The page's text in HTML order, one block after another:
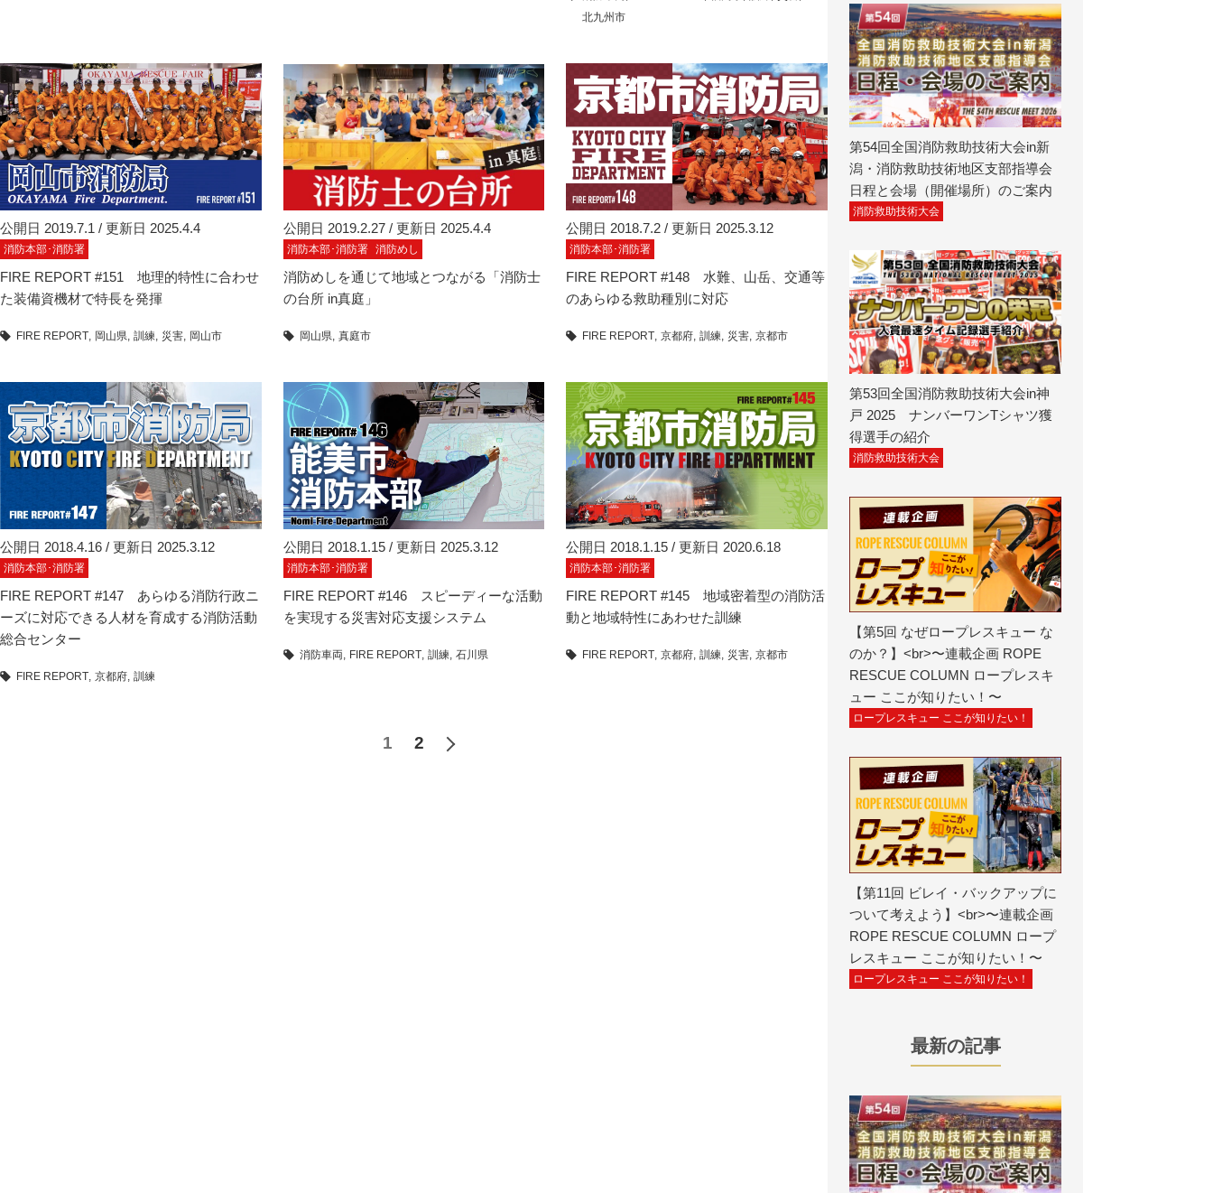
北九州市
公開日 2019.7.1 / 更新日 2025.4.4
消防本部･消防署
FIRE REPORT #151 地理的特性に合わせ
た装備資機材で特長を発揮
FIRE REPORT 岡山県 訓練 災害 岡山市
公開日 2019.2.27 / 更新日 2025.4.4
消防本部･消防署 消防めし
消防めしを通じて地域とつながる「消防士
の台所 in真庭」
岡山県 真庭市
公開日 2018.7.2 / 更新日 2025.3.12
消防本部･消防署
FIRE REPORT #148 水難、山岳、交通等
のあらゆる救助種別に対応
FIRE REPORT 京都府 訓練 災害 京都市
公開日 2018.4.16 / 更新日 2025.3.12
消防本部･消防署
FIRE REPORT #147 あらゆる消防行政ニ
ーズに対応できる人材を育成する消防活動
総合センター
FIRE REPORT 京都府 訓練
公開日 2018.1.15 / 更新日 2025.3.12
消防本部･消防署
FIRE REPORT #146 スピーディーな活動
を実現する災害対応支援システム
消防車両 FIRE REPORT 訓練 石川県
公開日 2018.1.15 / 更新日 2020.6.18
消防本部･消防署
FIRE REPORT #145 地域密着型の消防活
動と地域特性にあわせた訓練
FIRE REPORT 京都府 訓練 災害 京都市
1 2
第54回全国消防救助技術大会in新
潟・消防救助技術地区支部指導会
日程と会場（開催場所）のご案内
消防救助技術大会
第53回全国消防救助技術大会in神
戸 2025 ナンバーワンTシャツ獲
得選手の紹介
消防救助技術大会
【第5回 なぜロープレスキュー な
のか？】<br>〜連載企画 ROPE
RESCUE COLUMN ロープレスキ
ュー ここが知りたい！〜
ロープレスキュー ここが知りたい！
【第11回 ビレイ・バックアップに
ついて考えよう】<br>〜連載企画
ROPE RESCUE COLUMN ロープ
レスキュー ここが知りたい！〜
ロープレスキュー ここが知りたい！
最新の記事